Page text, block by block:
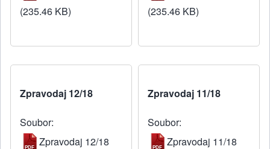
(235.46 KB)
(235.46 KB)
Zpravodaj 12/18
Soubor
Zpravodaj 12/18
Zpravodaj 11/18
Soubor
Zpravodaj 11/18